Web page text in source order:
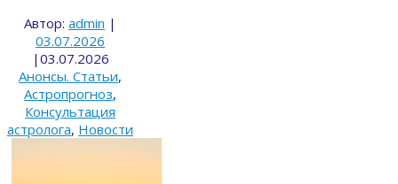
Автор: admin |
03.07.2026
| 03.07.2026
Анонсы. Статьи,
Астропрогноз,
Консультация
астролога, Новости